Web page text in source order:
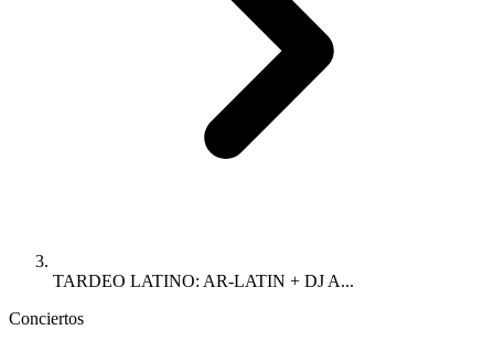
TARDEO LATINO: AR-LATIN + DJ A...
Conciertos